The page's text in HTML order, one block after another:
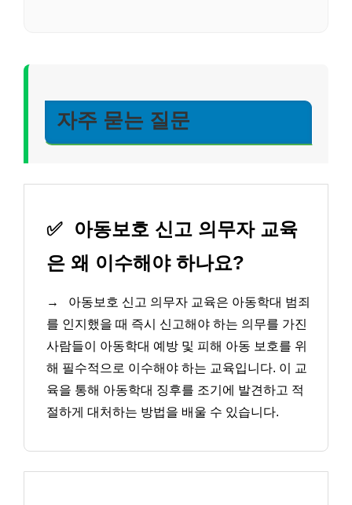
자주 묻는 질문
✅
아동보호 신고 의무자 교육
은 왜 이수해야 하나요?
→
아동보호 신고 의무자 교육은 아동학대 범죄
를 인지했을 때 즉시 신고해야 하는 의무를 가진
사람들이 아동학대 예방 및 피해 아동 보호를 위
해 필수적으로 이수해야 하는 교육입니다. 이 교
육을 통해 아동학대 징후를 조기에 발견하고 적
절하게 대처하는 방법을 배울 수 있습니다.